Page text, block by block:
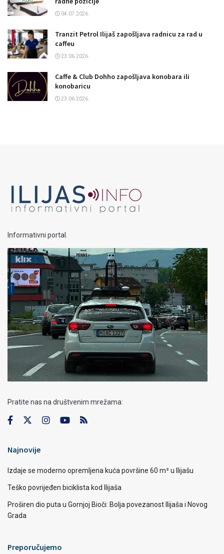
04.07.2026.
Tranzit Petrol Ilijaš zapošljava radnicu za rad u
caffeu
23.06.2026.
Caffe & Club Dohho zapošljava konobara ili
konobaricu
23.06.2026.
Informativni portal.
Pratite nas na društvenim mrežama:
Najnovije
Izdaje se moderno opremljena kuća površine 60 m² u Ilijašu
Teško povrijeđen biciklista kod Ilijaša
Proširen dio puta u Gornjoj Bioči: Bolja povezanost Ilijaša i Novog
Grada
Preporučujemo